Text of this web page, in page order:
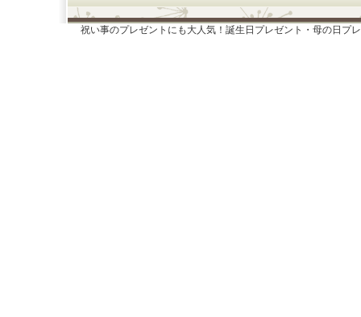
祝い事のプレゼントにも大人気！誕生日プレゼント・母の日プ